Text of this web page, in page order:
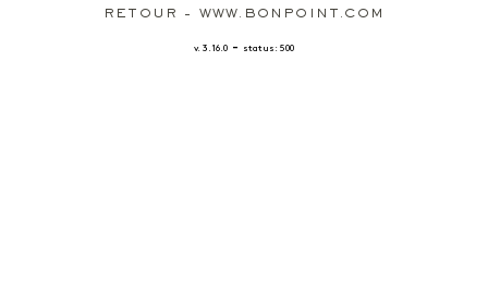
RETOUR - WWW.BONPOINT.COM
v. 3.16.0 - status: 500